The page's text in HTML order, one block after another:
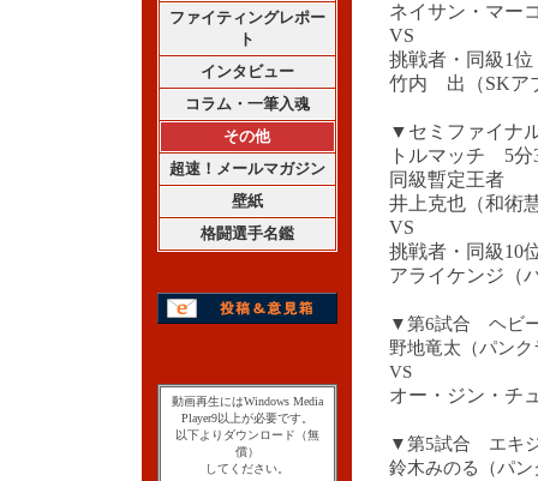
ファイティングレポー
ト
インタビュー
コラム・一筆入魂
その他
超速！メールマガジン
壁紙
格闘選手名鑑
動画再生にはWindows Media
Player9以上が必要です。
以下よりダウンロード（無
償）
してください。
ネイサン・マー
VS
挑戦者・同級1位
竹内 出（SKア
▼セミファイナ
トルマッチ 5分
同級暫定王者
井上克也（和術
VS
挑戦者・同級10
アライケンジ（
▼第6試合 ヘビ
野地竜太（パンク
VS
オー・ジン・チ
▼第5試合 エキ
鈴木みのる（パン